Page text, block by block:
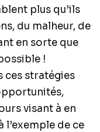
plus qu’ils
du malheur, de
en sorte que
!
ces stratégies
visant à en
l’exemple de ce